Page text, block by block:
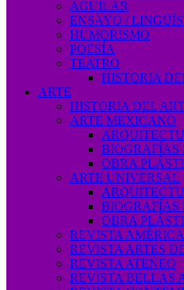
AGUILAR
ENSAYO /
HUMORISMO
POESÍA
TEATRO
HISTORIA
ARTE
HISTORIA DEL
ARTE MEXICANO
BIOGRAFÍAS
OBRA
ARTE UNIVERSAL
BIOGRAFÍAS
OBRA
REVISTA AMÉRICA
REVISTA ARTES
REVISTA ATENEO
REVISTA BELLAS